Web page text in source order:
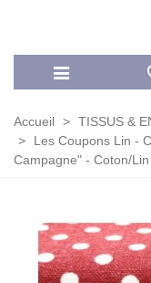
Accueil > TISSUS &
>
Les Coupons Lin -
Campagne" - Coton/